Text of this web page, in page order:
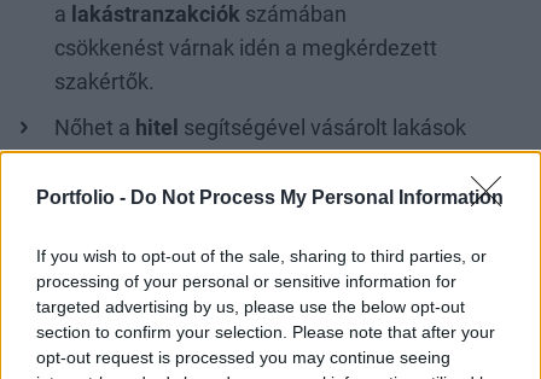
Portfolio - Do Not Process My Personal Information
If you wish to opt-out of the sale, sharing to third parties, or
processing of your personal or sensitive information for
targeted advertising by us, please use the below opt-out
section to confirm your selection. Please note that after your
opt-out request is processed you may continue seeing
a lakástranzakciók számában
csökkenést várnak idén a megkérdezett
szakértők.
Nőhet a hitel segítségével vásárolt lakások
nagyobb szeletet hasít ki az Otthon Start.
ban, főként az Otthon Startnak köszönhetően.
Lassult abérleti díjak növekedése, és egyes
helyeken még csökkenést is tapasztalhattunk az